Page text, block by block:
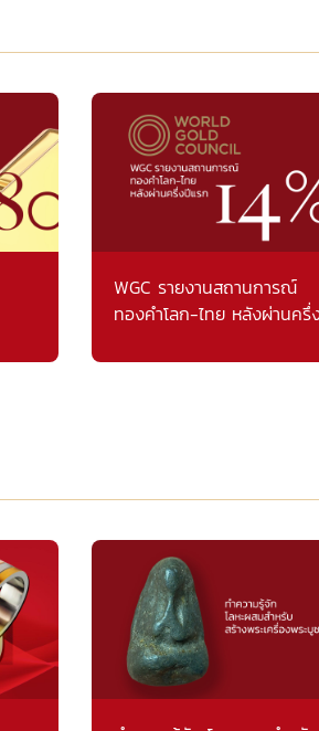
WGC รายงานสถานการณ์
ทองคำโลก-ไทย หลังผ่านครึ่